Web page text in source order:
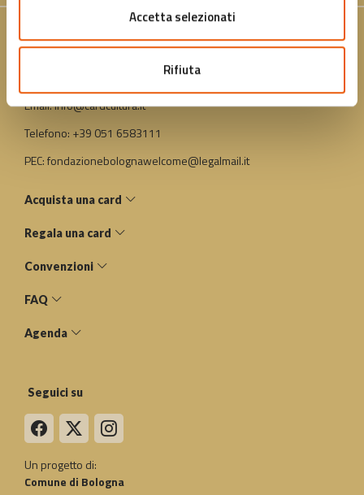
Accetta selezionati
Rifiuta
Contatti
Indirizzo: P.zza Nettuno, 1 40124 Bologna
Email: info@cardcultura.it
Telefono: +39 051 6583111
PEC: fondazionebolognawelcome@legalmail.it
Acquista una card
Regala una card
Convenzioni
FAQ
Agenda
Seguici su
Un progetto di:
Comune di Bologna